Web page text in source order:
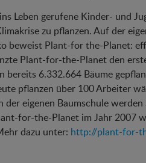
Leben gerufene Kinder- und
zu pflanzen. Auf der
beweist Plant-for the-Planet:
Plant-for-the-Planet den
bereits 6.332.664 Bäume
pflanzen über 100 Arbeiter
der eigenen Baumschule
for-the-Planet im Jahr 2007
dazu unter: http://plant-for-